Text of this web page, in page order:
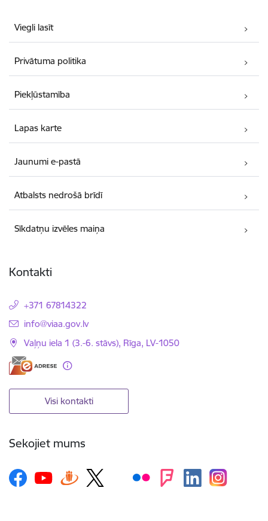
Viegli lasīt
Privātuma politika
Piekļūstamība
Lapas karte
Jaunumi e-pastā
Atbalsts nedrošā brīdī
Sīkdatņu izvēles maiņa
Kontakti
+371 67814322
E-pasts:
info@viaa.gov.lv
Vaļņu iela 1 (3.-6. stāvs), Rīga, LV-1050
Visi kontakti
Sekojiet mums